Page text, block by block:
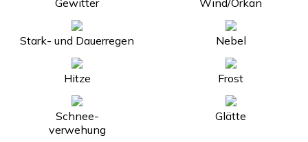
Stark- und Dauerregen Nebel
Hitze Frost
Schnee-
verwehung
Glätte